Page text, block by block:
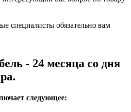
специалисты обязательно вам
- 24 месяца со дня
следующее: